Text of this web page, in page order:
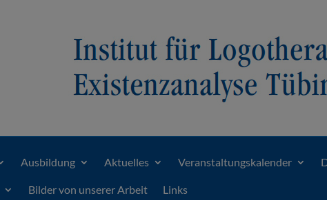
Ausbildung Aktuelles Veranstaltungskalender
Bilder von unserer Arbeit Links